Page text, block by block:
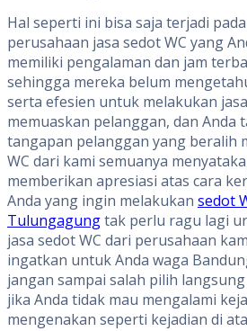
Hal seperti ini bisa saja terjadi
perusahaan jasa sedot WC yang
memiliki pengalaman dan jam
sehingga mereka belum
serta efesien untuk melakukan
memuaskan pelanggan, dan Anda
tangapan pelanggan yang beralih
WC dari kami semuanya
memberikan apresiasi atas cara
Anda yang ingin melakukan sedot
Tulungagungtak perlu ragu lagi
jasa sedot WC dari perusahaan
ingatkan untuk Anda waga
jangan sampai salah pilih
jika Anda tidak mau mengalami
mengenakan seperti kejadian di